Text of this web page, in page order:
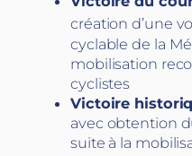
création d’une
cyclable de la
mobilisation
cyclistes
Victoire
avec obtention
suite à la